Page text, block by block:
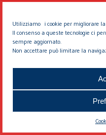
Utilizziamo i cookie per migliorare
Il consenso a queste tecnologie ci
sempre aggiornato.
Non accettare può limitare la
Il nuovo edificato
adeguato
arretramenti previsti
possono servire come
Arretramenti superiori